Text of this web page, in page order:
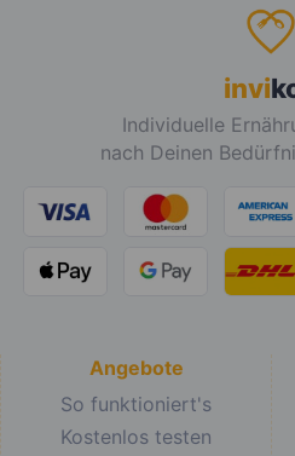
invi
Individuelle
nach Deinen
Angebote
So funktioniert's
Kostenlos testen